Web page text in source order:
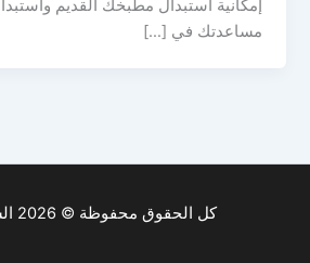
إمكانية استبدال مطبخك القديم
مساعدتك في […]
كل الحقوق محفوظة © 2026 السريع الدولي